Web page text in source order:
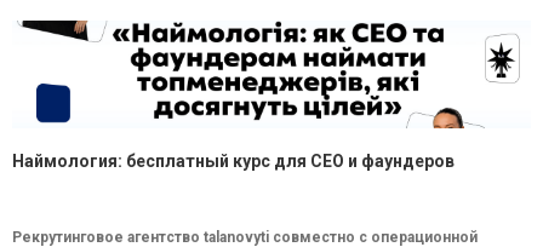
Наймология: бесплатный курс для CEO и фаундеров
Рекрутинговое агентство talanovyti совместно с операционной